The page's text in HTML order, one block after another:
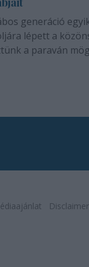
generáció
lépett a
a paraván
Disclaimer